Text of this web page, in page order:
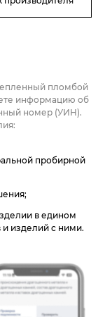
пломбой
информацию об
номер (УИН).
пробирной
в едином
изделий с ними.